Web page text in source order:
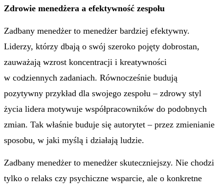
Zdrowie menedżera a efektywność zespołu
Zadbany menedżer to menedżer bardziej efektywny.
Liderzy, którzy dbają o swój szeroko pojęty dobrostan,
zauważają wzrost koncentracji i kreatywności
w codziennych zadaniach. Równocześnie budują
pozytywny przykład dla swojego zespołu – zdrowy styl
życia lidera motywuje współpracowników do podobnych
zmian. Tak właśnie buduje się autorytet – przez zmienianie
sposobu, w jaki myślą i działają ludzie.
Zadbany menedżer to menedżer skuteczniejszy. Nie chodzi
tylko o relaks czy psychiczne wsparcie, ale o konkretne